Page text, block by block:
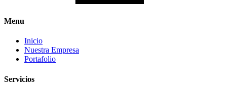
Menu
Inicio
Nuestra Empresa
Portafolio
Servicios